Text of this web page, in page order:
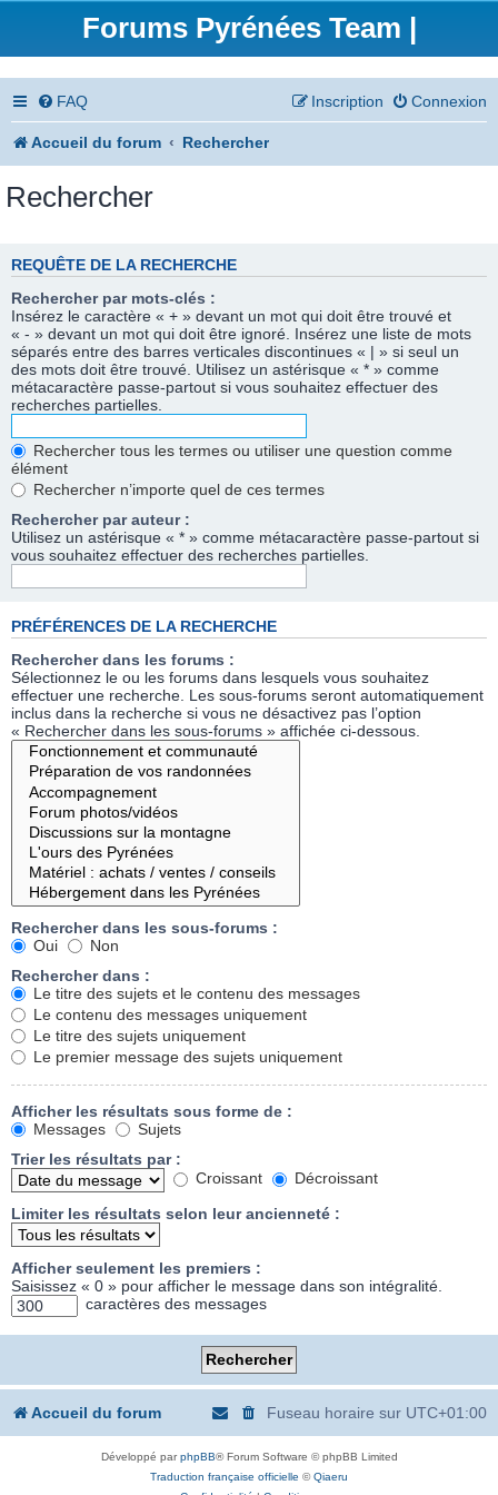
Forums Pyrénées Team |
FAQ Connexion
Inscription
Accueil du forum Rechercher
Rechercher
REQUÊTE DE LA RECHERCHE
Rechercher par mots-clés :
Insérez le caractère « + » devant un mot qui doit être trouvé et
« - » devant un mot qui doit être ignoré. Insérez une liste de mots
séparés entre des barres verticales discontinues « | » si seul un
des mots doit être trouvé. Utilisez un astérisque « * » comme
métacaractère passe-partout si vous souhaitez effectuer des
recherches partielles.
Rechercher tous les termes ou utiliser une question comme
élément
Rechercher n’importe quel de ces termes
Rechercher par auteur :
Utilisez un astérisque « * » comme métacaractère passe-partout si
vous souhaitez effectuer des recherches partielles.
PRÉFÉRENCES DE LA RECHERCHE
Rechercher dans les forums :
Sélectionnez le ou les forums dans lesquels vous souhaitez
effectuer une recherche. Les sous-forums seront automatiquement
inclus dans la recherche si vous ne désactivez pas l’option
« Rechercher dans les sous-forums » affichée ci-dessous.
Rechercher dans les sous-forums :
Oui
Non
Rechercher dans :
Le titre des sujets et le contenu des messages
Le contenu des messages uniquement
Le titre des sujets uniquement
Le premier message des sujets uniquement
Afficher les résultats sous forme de :
Messages
Sujets
Trier les résultats par :
Croissant
Décroissant
Limiter les résultats selon leur ancienneté :
Afficher seulement les premiers :
Saisissez « 0 » pour afficher le message dans son intégralité.
caractères des messages
Accueil du forum Fuseau horaire sur UTC+01:00
Développé parphpBB® Forum Software © phpBB Limited
Traduction française officielle ©Qiaeru